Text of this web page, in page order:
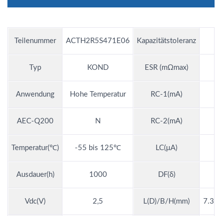
Teilenummer ACTH2R5S471E06 Kapazitätstoleranz
Typ KOND ESR (mΩmax)
Anwendung Hohe Temperatur RC-1(mA)
AEC-Q200 N RC-2(mA)
Temperatur(℃) -55 bis 125℃ LC(μA)
Ausdauer(h) 1000 DF(δ)
Vdc(V) 2,5 L(D)/B/H(mm)